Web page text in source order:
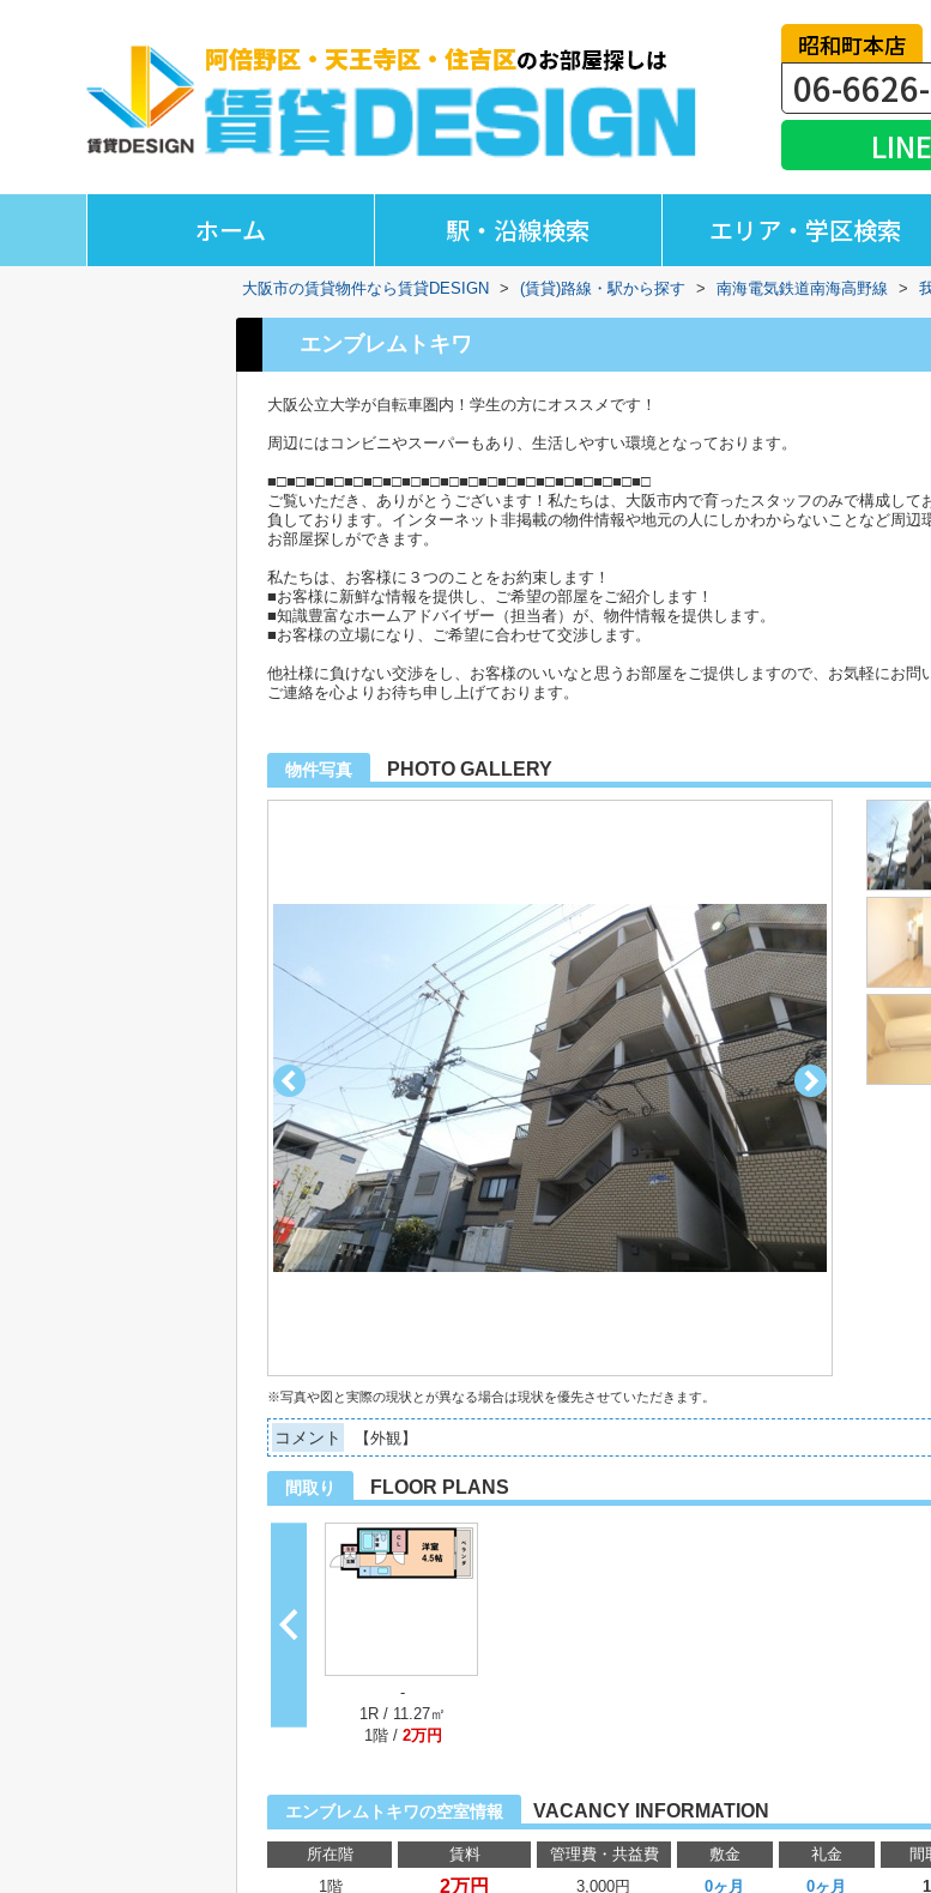
昭和町本店
06-
LINE
ホーム 駅・沿線検索 エリア・学区検索
大阪市の賃貸物件なら賃貸DESIGN > (賃貸)路線・駅から探す > 南海電気鉄道南海高野線 >
エンブレムトキワ
大阪公立大学が自転車圏内！学生の方にオススメです！
周辺にはコンビニやスーパーもあり、生活しやすい環境となっております。
■□■□■□■□■□■□■□■□■□■□■□■□■□■□■□■□■□■□■□■□
ご覧いただき、ありがとうございます！私たちは、大阪市内で育ったスタッフのみで構成し
負しております。インターネット非掲載の物件情報や地元の人にしかわからないことなど周
お部屋探しができます。
私たちは、お客様に３つのことをお約束します！
■お客様に新鮮な情報を提供し、ご希望の部屋をご紹介します！
■知識豊富なホームアドバイザー（担当者）が、物件情報を提供します。
■お客様の立場になり、ご希望に合わせて交渉します。
他社様に負けない交渉をし、お客様のいいなと思うお部屋をご提供しますので、お気軽にお問
ご連絡を心よりお待ち申し上げております。
物件写真 PHOTO GALLERY
※写真や図と実際の現状とが異なる場合は現状を優先させていただきます。
コメント 【外観】
間取り FLOOR PLANS
-
1R / 11.27㎡
1階 / 2万円
エンブレムトキワの空室情報 VACANCY INFORMATION
所在階 賃料 管理費・共益費 敷金 礼金 間
1階
2万円 3,000円 0ヶ月 0ヶ月